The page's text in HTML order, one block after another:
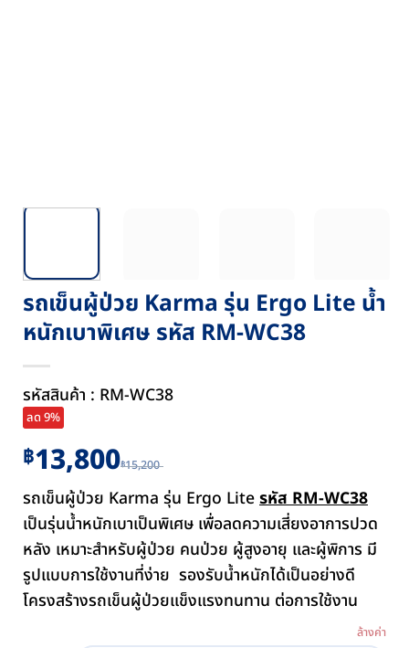
รถเข็นผู้ป่วย Karma รุ่น Ergo Lite น้ำ
หนักเบาพิเศษ รหัส RM-WC38
รหัสสินค้า : RM-WC38
ลด 9%
฿15,200
Original
price
was:
฿15,200.
฿13,800
Current
price
is:
฿13,800.
รถเข็นผู้ป่วย Karma รุ่น Ergo Liteรหัส RM-WC38
เป็นรุ่นน้ำหนักเบาเป็นพิเศษ เพื่อลดความเสี่ยงอาการปวด
หลัง เหมาะสำหรับผู้ป่วย คนป่วย ผู้สูงอายุ และผู้พิการ มี
รูปแบบการใช้งานที่ง่าย รองรับน้ำหนักได้เป็นอย่างดี
โครงสร้างรถเข็นผู้ป่วยแข็งแรงทนทาน ต่อการใช้งาน
ล้างค่า